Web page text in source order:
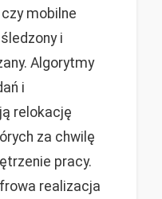
mobilne
i
Algorytmy
i
relokację
za chwilę
pracy.
realizacja